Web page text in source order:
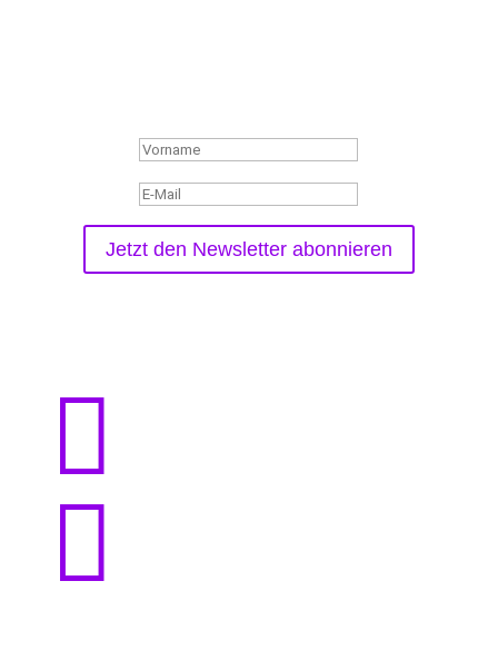
Jetzt den Newsletter abonnieren

